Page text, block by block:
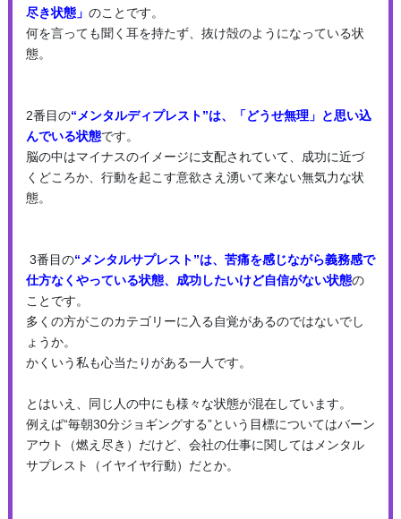
尽き状態」 のことです。
何を言っても聞く耳を持たず、抜け殻のようになっている状
態。
2番目の“メンタルディプレスト”は、
「どうせ無理」と思い込
んでいる状態です。
脳の中はマイナスのイメージに支配されていて、成功に近づ
くどころか、行動を起こす意欲さえ湧いて来ない無気力な状
態。
3番目の“メンタルサプレスト”は、 苦痛を感じながら義務感で
仕方なくやっている状態、 成功したいけど自信がない状態の
ことです。
多くの方がこのカテゴリーに入る自覚があるのではないでし
ょうか。
かくいう私も心当たりがある一人です。
とはいえ、同じ人の中にも様々な状態が混在しています。
例えば“毎朝30分ジョギングする”という目標についてはバーン
アウト（燃え尽き）だけど、会社の仕事に関してはメンタル
サプレスト（イヤイヤ行動）だとか。